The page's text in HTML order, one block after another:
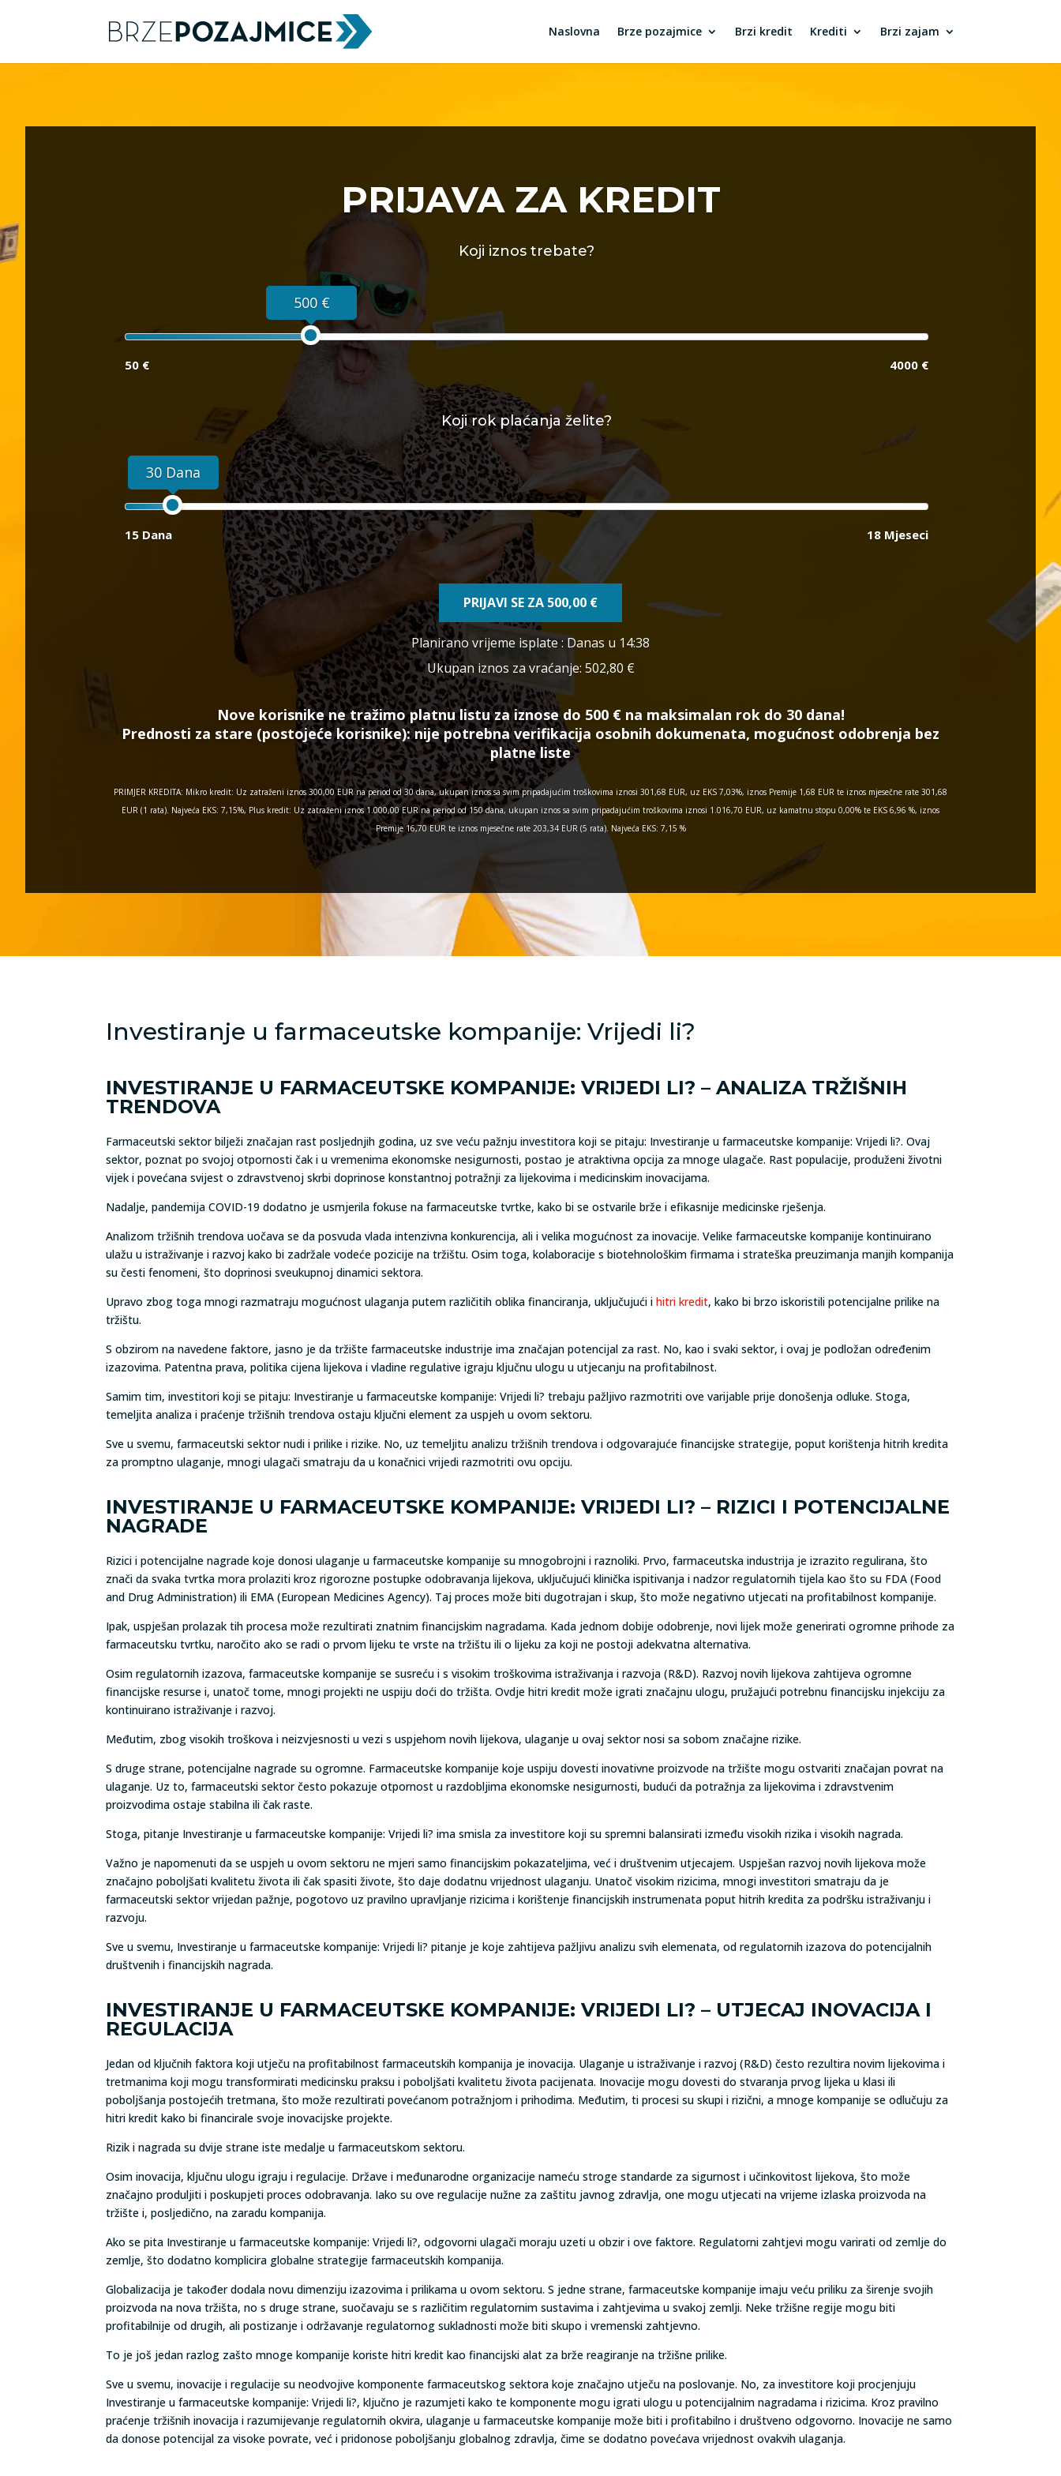
Naslovna Brze pozajmice Brzi kredit Krediti Brzi zajam
PRIJAVA ZA KREDIT
Koji iznos trebate?
500 €
50 € 4000 €
Koji rok plaćanja želite?
30 Dana
15 Dana 18 Mjeseci
PRIJAVI SE ZA 500,00 €
Planirano vrijeme isplate : Danas u 14:38
Ukupan iznos za vraćanje: 502,80 €
Nove korisnike ne tražimo platnu listu za iznose do 500 € na maksimalan rok do 30 dana!
Prednosti za stare (postojeće korisnike): nije potrebna verifikacija osobnih dokumenata, mogućnost odobrenja bez
platne liste
PRIMJER KREDITA: Mikro kredit: Uz zatraženi iznos 300,00 EUR na period od 30 dana, ukupan iznos sa svim pripadajućim troškovima iznosi 301,68 EUR, uz EKS 7,03%, iznos Premije 1,68 EUR te iznos mjesečne rate 301,68
EUR (1 rata). Najveća EKS: 7,15%, Plus kredit: Uz zatraženi iznos 1.000,00 EUR na period od 150 dana, ukupan iznos sa svim pripadajućim troškovima iznosi 1.016,70 EUR, uz kamatnu stopu 0,00% te EKS 6,96 %, iznos
Premije 16,70 EUR te iznos mjesečne rate 203,34 EUR (5 rata). Najveća EKS: 7,15 %
Investiranje u farmaceutske kompanije: Vrijedi li?
INVESTIRANJE U FARMACEUTSKE KOMPANIJE: VRIJEDI LI? – ANALIZA TRŽIŠNIH
TRENDOVA
Farmaceutski sektor bilježi značajan rast posljednjih godina, uz sve veću pažnju investitora koji se pitaju: Investiranje u farmaceutske kompanije: Vrijedi li?. Ovaj
sektor, poznat po svojoj otpornosti čak i u vremenima ekonomske nesigurnosti, postao je atraktivna opcija za mnoge ulagače. Rast populacije, produženi životni
vijek i povećana svijest o zdravstvenoj skrbi doprinose konstantnoj potražnji za lijekovima i medicinskim inovacijama.
Nadalje, pandemija COVID-19 dodatno je usmjerila fokuse na farmaceutske tvrtke, kako bi se ostvarile brže i efikasnije medicinske rješenja.
Analizom tržišnih trendova uočava se da posvuda vlada intenzivna konkurencija, ali i velika mogućnost za inovacije. Velike farmaceutske kompanije kontinuirano
ulažu u istraživanje i razvoj kako bi zadržale vodeće pozicije na tržištu. Osim toga, kolaboracije s biotehnološkim firmama i strateška preuzimanja manjih kompanija
su česti fenomeni, što doprinosi sveukupnoj dinamici sektora.
Upravo zbog toga mnogi razmatraju mogućnost ulaganja putem različitih oblika financiranja, uključujući ihitri kredit, kako bi brzo iskoristili potencijalne prilike na
tržištu.
S obzirom na navedene faktore, jasno je da tržište farmaceutske industrije ima značajan potencijal za rast. No, kao i svaki sektor, i ovaj je podložan određenim
izazovima. Patentna prava, politika cijena lijekova i vladine regulative igraju ključnu ulogu u utjecanju na profitabilnost.
Samim tim, investitori koji se pitaju: Investiranje u farmaceutske kompanije: Vrijedi li? trebaju pažljivo razmotriti ove varijable prije donošenja odluke. Stoga,
temeljita analiza i praćenje tržišnih trendova ostaju ključni element za uspjeh u ovom sektoru.
Sve u svemu, farmaceutski sektor nudi i prilike i rizike. No, uz temeljitu analizu tržišnih trendova i odgovarajuće financijske strategije, poput korištenja hitrih kredita
za promptno ulaganje, mnogi ulagači smatraju da u konačnici vrijedi razmotriti ovu opciju.
INVESTIRANJE U FARMACEUTSKE KOMPANIJE: VRIJEDI LI? – RIZICI I POTENCIJALNE
NAGRADE
Rizici i potencijalne nagrade koje donosi ulaganje u farmaceutske kompanije su mnogobrojni i raznoliki. Prvo, farmaceutska industrija je izrazito regulirana, što
znači da svaka tvrtka mora prolaziti kroz rigorozne postupke odobravanja lijekova, uključujući klinička ispitivanja i nadzor regulatornih tijela kao što su FDA (Food
and Drug Administration) ili EMA (European Medicines Agency). Taj proces može biti dugotrajan i skup, što može negativno utjecati na profitabilnost kompanije.
Ipak, uspješan prolazak tih procesa može rezultirati znatnim financijskim nagradama. Kada jednom dobije odobrenje, novi lijek može generirati ogromne prihode za
farmaceutsku tvrtku, naročito ako se radi o prvom lijeku te vrste na tržištu ili o lijeku za koji ne postoji adekvatna alternativa.
Osim regulatornih izazova, farmaceutske kompanije se susreću i s visokim troškovima istraživanja i razvoja (R&D). Razvoj novih lijekova zahtijeva ogromne
financijske resurse i, unatoč tome, mnogi projekti ne uspiju doći do tržišta. Ovdje hitri kredit može igrati značajnu ulogu, pružajući potrebnu financijsku injekciju za
kontinuirano istraživanje i razvoj.
Međutim, zbog visokih troškova i neizvjesnosti u vezi s uspjehom novih lijekova, ulaganje u ovaj sektor nosi sa sobom značajne rizike.
S druge strane, potencijalne nagrade su ogromne. Farmaceutske kompanije koje uspiju dovesti inovativne proizvode na tržište mogu ostvariti značajan povrat na
ulaganje. Uz to, farmaceutski sektor često pokazuje otpornost u razdobljima ekonomske nesigurnosti, budući da potražnja za lijekovima i zdravstvenim
proizvodima ostaje stabilna ili čak raste.
Stoga, pitanje Investiranje u farmaceutske kompanije: Vrijedi li? ima smisla za investitore koji su spremni balansirati između visokih rizika i visokih nagrada.
Važno je napomenuti da se uspjeh u ovom sektoru ne mjeri samo financijskim pokazateljima, već i društvenim utjecajem. Uspješan razvoj novih lijekova može
značajno poboljšati kvalitetu života ili čak spasiti živote, što daje dodatnu vrijednost ulaganju. Unatoč visokim rizicima, mnogi investitori smatraju da je
farmaceutski sektor vrijedan pažnje, pogotovo uz pravilno upravljanje rizicima i korištenje financijskih instrumenata poput hitrih kredita za podršku istraživanju i
razvoju.
Sve u svemu, Investiranje u farmaceutske kompanije: Vrijedi li? pitanje je koje zahtijeva pažljivu analizu svih elemenata, od regulatornih izazova do potencijalnih
društvenih i financijskih nagrada.
INVESTIRANJE U FARMACEUTSKE KOMPANIJE: VRIJEDI LI? – UTJECAJ INOVACIJA I
REGULACIJA
Jedan od ključnih faktora koji utječu na profitabilnost farmaceutskih kompanija je inovacija. Ulaganje u istraživanje i razvoj (R&D) često rezultira novim lijekovima i
tretmanima koji mogu transformirati medicinsku praksu i poboljšati kvalitetu života pacijenata. Inovacije mogu dovesti do stvaranja prvog lijeka u klasi ili
poboljšanja postojećih tretmana, što može rezultirati povećanom potražnjom i prihodima. Međutim, ti procesi su skupi i rizični, a mnoge kompanije se odlučuju za
hitri kredit kako bi financirale svoje inovacijske projekte.
Rizik i nagrada su dvije strane iste medalje u farmaceutskom sektoru.
Osim inovacija, ključnu ulogu igraju i regulacije. Države i međunarodne organizacije nameću stroge standarde za sigurnost i učinkovitost lijekova, što može
značajno produljiti i poskupjeti proces odobravanja. Iako su ove regulacije nužne za zaštitu javnog zdravlja, one mogu utjecati na vrijeme izlaska proizvoda na
tržište i, posljedično, na zaradu kompanija.
Ako se pita Investiranje u farmaceutske kompanije: Vrijedi li?, odgovorni ulagači moraju uzeti u obzir i ove faktore. Regulatorni zahtjevi mogu varirati od zemlje do
zemlje, što dodatno komplicira globalne strategije farmaceutskih kompanija.
Globalizacija je također dodala novu dimenziju izazovima i prilikama u ovom sektoru. S jedne strane, farmaceutske kompanije imaju veću priliku za širenje svojih
proizvoda na nova tržišta, no s druge strane, suočavaju se s različitim regulatornim sustavima i zahtjevima u svakoj zemlji. Neke tržišne regije mogu biti
profitabilnije od drugih, ali postizanje i održavanje regulatornog sukladnosti može biti skupo i vremenski zahtjevno.
To je još jedan razlog zašto mnoge kompanije koriste hitri kredit kao financijski alat za brže reagiranje na tržišne prilike.
Sve u svemu, inovacije i regulacije su neodvojive komponente farmaceutskog sektora koje značajno utječu na poslovanje. No, za investitore koji procjenjuju
Investiranje u farmaceutske kompanije: Vrijedi li?, ključno je razumjeti kako te komponente mogu igrati ulogu u potencijalnim nagradama i rizicima. Kroz pravilno
praćenje tržišnih inovacija i razumijevanje regulatornih okvira, ulaganje u farmaceutske kompanije može biti i profitabilno i društveno odgovorno. Inovacije ne samo
da donose potencijal za visoke povrate, već i pridonose poboljšanju globalnog zdravlja, čime se dodatno povećava vrijednost ovakvih ulaganja.